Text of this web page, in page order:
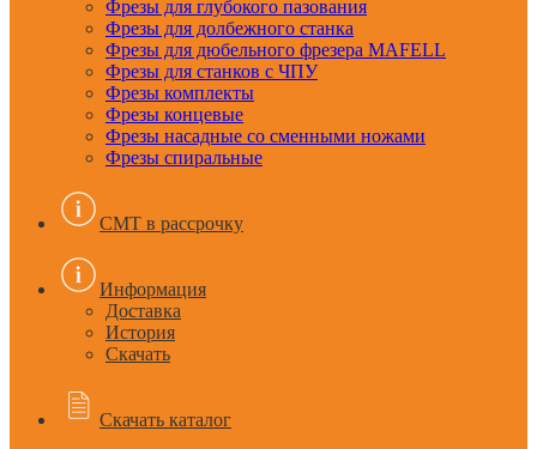
Фрезы для глубокого пазования
Фрезы для долбежного станка
Фрезы для дюбельного фрезера MAFELL
Фрезы для станков с ЧПУ
Фрезы комплекты
Фрезы концевые
Фрезы насадные со сменными ножами
Фрезы спиральные
CMT в рассрочку
Информация
Доставка
История
Скачать
Скачать каталог